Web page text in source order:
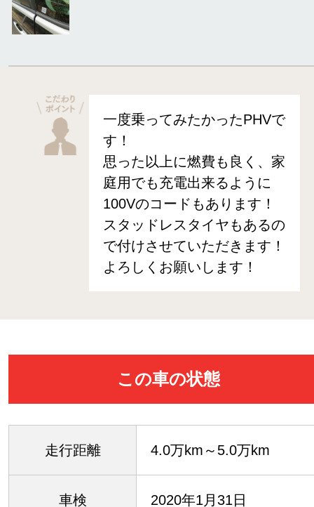
一度乗ってみたかったPHVで
す！
思った以上に燃費も良く、家
庭用でも充電出来るように
100Vのコードもあります！
スタッドレスタイヤもあるの
で付けさせていただきます！
よろしくお願いします！
この車の状態
走行距離 4.0万km～5.0万km
車検 2020年1月31日